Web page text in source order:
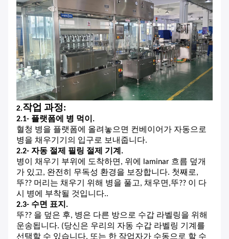
2.작업 과정:
2.1- 플랫폼에 병 먹이.
혈청 병을 플랫폼에 올려놓으면 컨베이어가 자동으로
병을 채우기기의 입구로 보내줍니다.
2.2- 자동 절제 필링 절제 기계.
병이 채우기 부위에 도착하면, 위에 laminar 흐름 덮개
가 있고, 완전히 무독성 환경을 보장합니다. 첫째로,
뚜?? 머리는 채우기 위해 병을 풀고, 채우면,뚜?? 이 다
시 병에 부착될 것입니다..
2.3- 수면 표지.
뚜?? 을 덮은 후, 병은 다른 방으로 수갑 라벨링을 위해
운송됩니다. (당신은 우리의 자동 수갑 라벨링 기계를
선택할 수 있습니다, 또는 한 작업자가 수동으로 할 수